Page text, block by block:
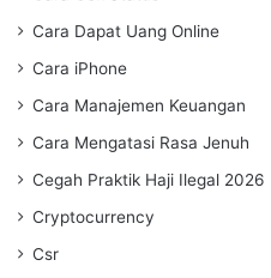
Cara Dapat Uang Online
Cara iPhone
Cara Manajemen Keuangan
Cara Mengatasi Rasa Jenuh
Cegah Praktik Haji Ilegal 2026
Cryptocurrency
Csr